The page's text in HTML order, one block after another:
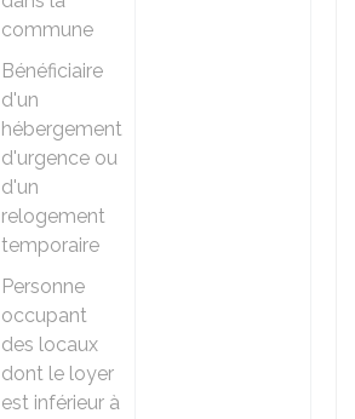
commune
Bénéficiaire
d'un
hébergement
d'urgence ou
d'un
relogement
temporaire
Personne
occupant
des locaux
dont le loyer
est inférieur à